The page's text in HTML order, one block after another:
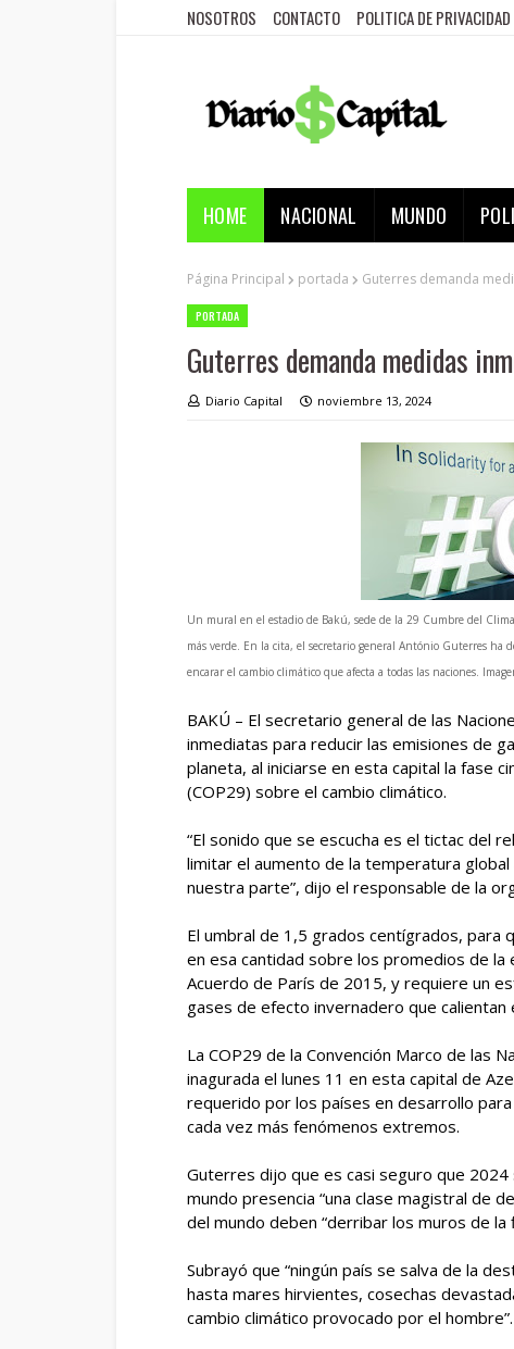
NOSOTROS CONTACTO POLITICA DE PRIVACIDAD
HOME NACIONAL MUNDO
Página Principal portada Guterres demanda
PORTADA
Guterres demanda medidas
Diario Capital noviembre 13, 2024
Un mural en el estadio de Bakú, sede de la 29 Cumbre del
más verde. En la cita, el secretario general António Guterres ha
encarar el cambio climático que afecta a todas las naciones.
BAKÚ – El secretario general de las
inmediatas para reducir las emisiones de
planeta, al iniciarse en esta capital la fase
(COP29) sobre el cambio climático.
“El sonido que se escucha es el tictac del
limitar el aumento de la temperatura
nuestra parte”, dijo el responsable de la
El umbral de 1,5 grados centígrados, para
en esa cantidad sobre los promedios de
Acuerdo de París de 2015, y requiere un
gases de efecto invernadero que calientan
La COP29 de la Convención Marco de las
inagurada el lunes 11 en esta capital de
requerido por los países en desarrollo
cada vez más fenómenos extremos.
Guterres dijo que es casi seguro que
mundo presencia “una clase magistral de
del mundo deben “derribar los muros de la
Subrayó que “ningún país se salva de la
hasta mares hirvientes, cosechas
cambio climático provocado por el hombre”.